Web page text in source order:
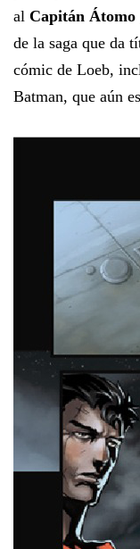
al Capitán Átomo
de la saga que da
cómic de Loeb,
Batman, que aún